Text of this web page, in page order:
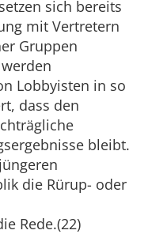
sich bereits
mit Vertretern
Gruppen
Lobbyisten in so
dass den
bleibt.
die Rürup- oder
Rede.(22)